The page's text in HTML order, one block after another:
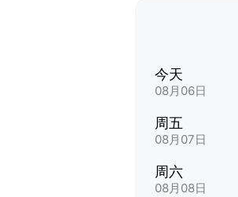
今天
08月06日
周五
08月07日
周六
08月08日